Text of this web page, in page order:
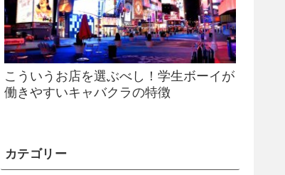
こういうお店を選ぶべし！学生ボーイが
働きやすいキャバクラの特徴
カテゴリー